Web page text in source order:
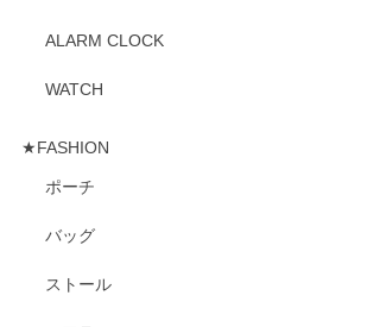
ALARM CLOCK
WATCH
★FASHION
ポーチ
バッグ
ストール